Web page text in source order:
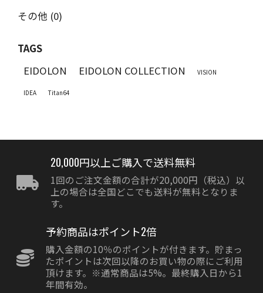
その他 (0)
TAGS
EIDOLON
EIDOLON COLLECTION VISION
IDEA Titan64
20,000円以上ご購入で送料無料
1回のご注文金額の合計が20,000円（税込）以
上の場合は全国どこでも送料が無料となりま
す。
予約商品はポイント2倍
購入金額の10％のポイントが付きます。貯まっ
たポイントは次回以降のお買い物の際にご利用
頂けます。※通常商品は5%。最終購入日から1
年間有効。